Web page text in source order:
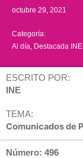
octubre 29, 2021
Categoría:
Al día Destacada INE
ESCRITO POR:
INE
TEMA:
Comunicados de
Número: 496